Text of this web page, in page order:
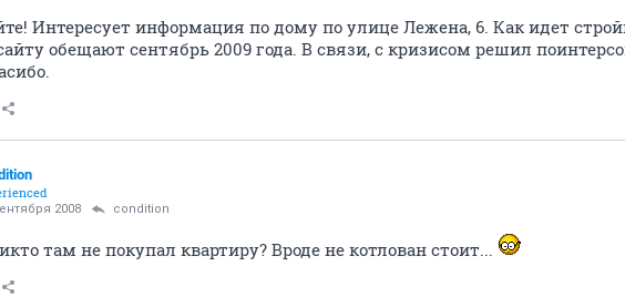
Интересует информация по дому по улице Лежена, 6. Как идет
обещают сентябрь 2009 года. В связи, с кризисом решил
2008 condition
там не покупал квартиру? Вроде не котлован стоит...